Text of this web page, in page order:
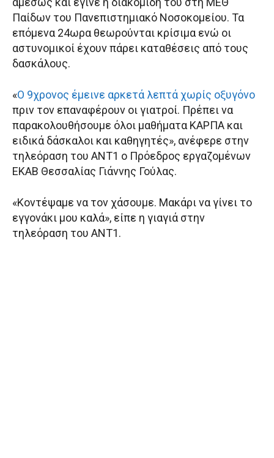
Παίδων του Πανεπιστημιακό Νοσοκομείου. Τα
επόμενα 24ωρα θεωρούνται κρίσιμα ενώ οι
αστυνομικοί έχουν πάρει καταθέσεις από τους
δασκάλους.
«Ο 9χρονος έμεινε αρκετά λεπτά χωρίς οξυγόνο
πριν τον επαναφέρουν οι γιατροί. Πρέπει να
παρακολουθήσουμε όλοι μαθήματα ΚΑΡΠΑ και
ειδικά δάσκαλοι και καθηγητές», ανέφερε στην
τηλεόραση του ΑΝΤ1 ο Πρόεδρος εργαζομένων
ΕΚΑΒ Θεσσαλίας Γιάννης Γούλας.
«Κοντέψαμε να τον χάσουμε. Μακάρι να γίνει το
εγγονάκι μου καλά», είπε η γιαγιά στην
τηλεόραση του ΑΝΤ1.